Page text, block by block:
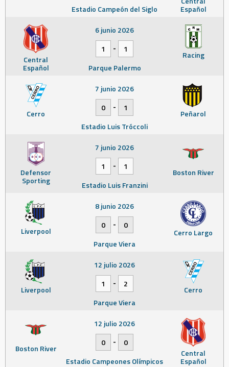
Español
Estadio Campeón del Siglo
Central
Español
Racing
6 junio 2026
1
-
1
Parque Palermo
Cerro Peñarol
7 junio 2026
0
-
1
Estadio Luis Tróccoli
Defensor
Sporting
Boston River
7 junio 2026
1
-
1
Estadio Luis Franzini
Liverpool Cerro Largo
8 junio 2026
0
-
0
Parque Viera
Liverpool Cerro
12 julio 2026
1
-
2
Parque Viera
Boston River Central
Español
12 julio 2026
0
-
0
Estadio Campeones Olímpicos